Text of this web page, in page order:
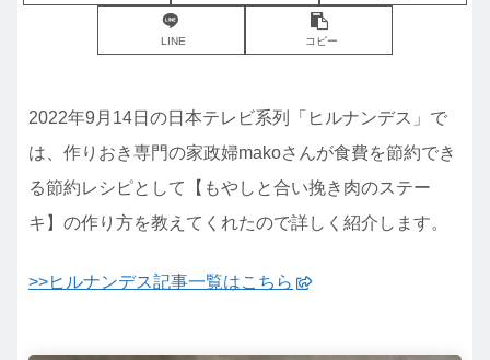
LINE コピー
2022年9月14日の日本テレビ系列「ヒルナンデス」で
は、作りおき専門の家政婦makoさんが食費を節約でき
る節約レシピとして【もやしと合い挽き肉のステー
キ】の作り方を教えてくれたので詳しく紹介します。
>>ヒルナンデス記事一覧はこちら